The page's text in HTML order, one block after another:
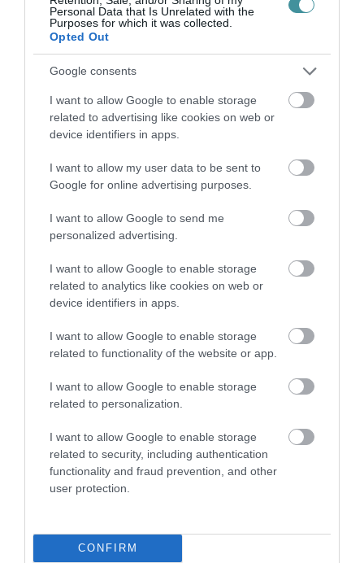
Personal Data that Is Unrelated with the
Purposes for which it was collected.
Opted Out
Google consents
I want to allow Google to enable storage
related to advertising like cookies on web or
device identifiers in apps.
I want to allow my user data to be sent to
Google for online advertising purposes.
I want to allow Google to send me
personalized advertising.
I want to allow Google to enable storage
related to analytics like cookies on web or
device identifiers in apps.
I want to allow Google to enable storage
related to functionality of the website or app.
I want to allow Google to enable storage
related to personalization.
I want to allow Google to enable storage
related to security, including authentication
functionality and fraud prevention, and other
user protection.
CONFIRM
ITTASAN RANDALÍROZOTT EGER
2026. augusztus 09|Riasztó
IS ELLENTMONDOTT A VOL...
2026. augusztus 09|Mindenki ügye
A GYAKORNOKI MUNKA: LEHETŐSÉGEK ÉS
KIHÍVÁSOK A KARRIER KE...
2026. augusztus 09
2026. augusztus 08|Mindenki ügye
BAKA ANDRÁST JELÖLI KÖZTÁRSASÁGI
ELNÖKNEK A TISZA